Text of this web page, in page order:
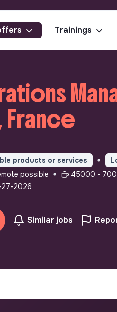
Trainings
France
products or services
possible
45000 -
2026
Similar jobs